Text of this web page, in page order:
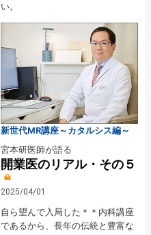
い。
新世代MR講座～カタルシス編～
宮本研医師が語る
開業医のリアル・その５
2025/04/01
自ら望んで入局した＊＊内科講座
であるから、長年の伝統と豊富な